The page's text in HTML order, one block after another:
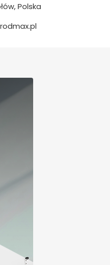
Polska